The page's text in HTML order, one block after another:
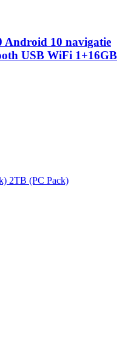
Android 10 navigatie
USB WiFi 1+16GB
2TB (PC Pack)